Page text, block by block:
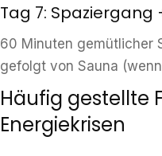
Tag 7: Spaziergang
60 Minuten gemütlicher
gefolgt von Sauna
Häufig gestellte
Energiekrisen